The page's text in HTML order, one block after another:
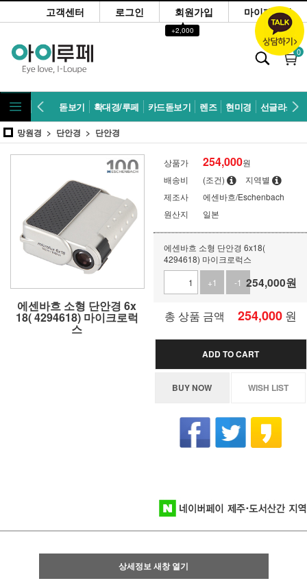
고객센터 로그인 회원가입
▲
+2,000
마이페이지
0
돋보기 확대경/루페 카드돋보기 렌즈 현미경 선글라스
망원경 단안경 단안경
에센바흐 소형 단안경 6x
18( 4294618) 마이크로럭
스
상품가 254,000원
배송비
(조건)
지역별
제조사
에센바흐/Eschenbach
원산지
일본
에센바흐 소형 단안경 6x18(
4294618) 마이크로럭스
+1
-1 254,000원
총 상품 금액 254,000 원
ADD TO CART
BUY NOW WISH LIST
상세정보 새창 열기